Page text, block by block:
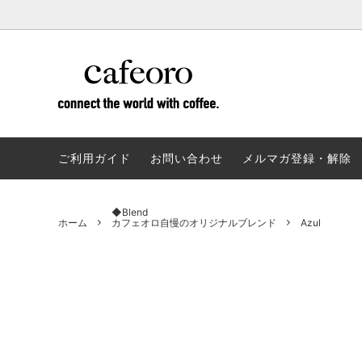
数量限定の特別なコーヒー
コーヒ
月替わりのおすすめコーヒー
ご利用ガイド お問い合わせ メルマガ登録・解除
ホーム
◆Blend
カフェオロ自慢のオリジナルブレンド
Azul